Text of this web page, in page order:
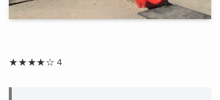
★★★★☆ ４